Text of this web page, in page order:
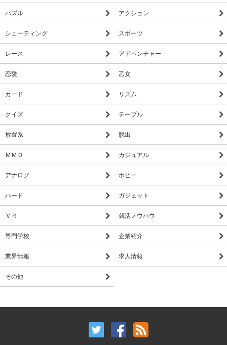
パズル アクション
シューティング スポーツ
レース アドベンチャー
恋愛 乙女
カード リズム
クイズ テーブル
放置系 脱出
ＭＭＯ カジュアル
アナログ ホビー
ハード ガジェット
ＶＲ 就活ノウハウ
専門学校 企業紹介
業界情報 求人情報
その他